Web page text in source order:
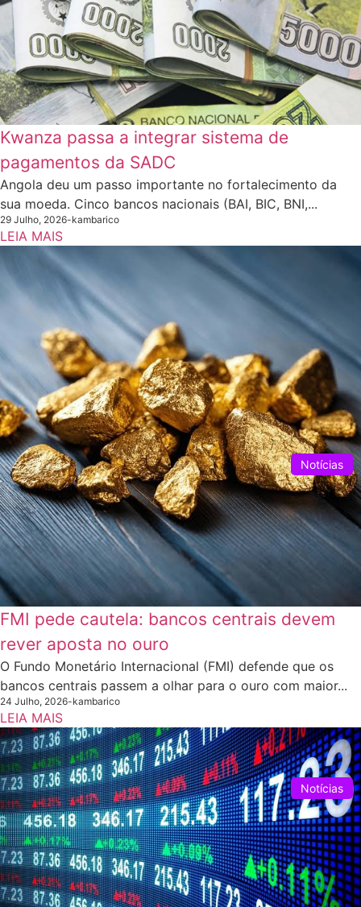
Kwanza passa a integrar sistema de
pagamentos da SADC
Angola deu um passo importante no fortalecimento da
sua moeda. Cinco bancos nacionais (BAI, BIC, BNI,...
29 Julho, 2026-kambarico
LEIA MAIS
Notícias
FMI pede cautela: bancos centrais devem
rever aposta no ouro
O Fundo Monetário Internacional (FMI) defende que os
bancos centrais passem a olhar para o ouro com maior...
24 Julho, 2026-kambarico
LEIA MAIS
Notícias